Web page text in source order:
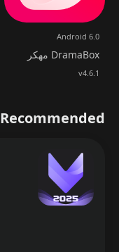
DramaBox مهكر
Android 6.0
v4.6.1
Recommended تطبيقات مهكرة apk